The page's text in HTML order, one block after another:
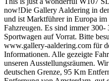
now!Die Gallery Aaldering in
und ist Marktführer in Europa im
Fahzreugen. Es sind immer 300-
Sportwagen auf Vorrat. Bitte
www.gallery-aaldering.com für
Informationen. Alle gezeigte
unseren Ausstellungsräumen.
deutschen Grenze, 95 Km